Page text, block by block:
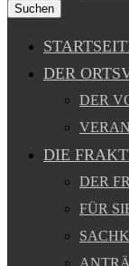
Suchen
DER
DER
DIE
DER
FÜR